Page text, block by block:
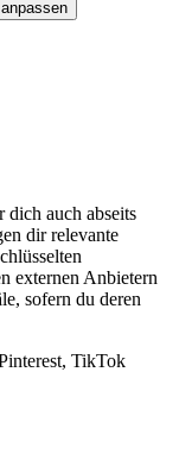
auch abseits
dir relevante
externen Anbietern
sofern du deren
TikTok